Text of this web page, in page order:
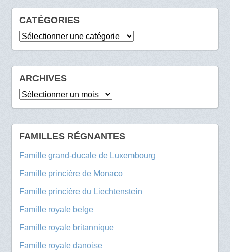
CATÉGORIES
Catégories
ARCHIVES
Archives
FAMILLES RÉGNANTES
Famille grand-ducale de Luxembourg
Famille princière de Monaco
Famille princière du Liechtenstein
Famille royale belge
Famille royale britannique
Famille royale danoise